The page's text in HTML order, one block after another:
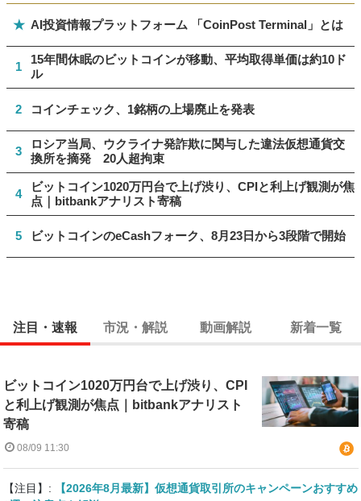
★ AI投資情報プラットフォーム 「CoinPost Terminal」とは
1
15年間休眠のビットコインが移動、平均取得単価は約10ド
ル
2 コインチェック、1銘柄の上場廃止を発表
3
ロシア当局、ウクライナ発詐欺に関与した違法仮想通貨交
換所を摘発 20人超拘束
4
ビットコイン1020万円台で上げ渋り、CPIと利上げ観測が焦
点｜bitbankアナリスト寄稿
5 ビットコインのeCashフォーク、8月23日から3段階で開始
注目・速報 市況・解説 動画解説 新着一覧
ビットコイン1020万円台で上げ渋り、CPI
と利上げ観測が焦点｜bitbankアナリスト
寄稿
08/09 11:30
【注目】:
【2026年8月最新】仮想通貨取引所のキャンペーンおすすめ